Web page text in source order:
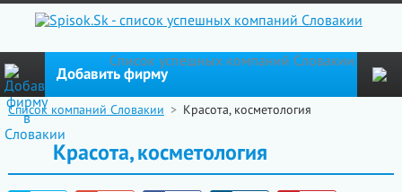
Cписок успешных компаний Словакии
Добавить фирму
Список компаний Словакии > Красота, косметология
Красота, косметология